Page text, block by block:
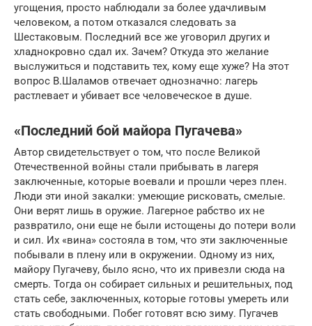
угощения, просто наблюдали за более удачливым
человеком, а потом отказался следовать за
Шестаковым. Последний все же уговорил других и
хладнокровно сдал их. Зачем? Откуда это желание
выслужиться и подставить тех, кому еще хуже? На этот
вопрос В.Шаламов отвечает однозначно: лагерь
растлевает и убивает все человеческое в душе.
«Последний бой майора Пугачева»
Автор свидетельствует о том, что после Великой
Отечественной войны стали прибывать в лагеря
заключенные, которые воевали и прошли через плен.
Люди эти иной закалки: умеющие рисковать, смелые.
Они верят лишь в оружие. Лагерное рабство их не
развратило, они еще не были истощены до потери воли
и сил. Их «вина» состояла в том, что эти заключенные
побывали в плену или в окружении. Одному из них,
майору Пугачеву, было ясно, что их привезли сюда на
смерть. Тогда он собирает сильных и решительных, под
стать себе, заключенных, которые готовы умереть или
стать свободными. Побег готовят всю зиму. Пугачев